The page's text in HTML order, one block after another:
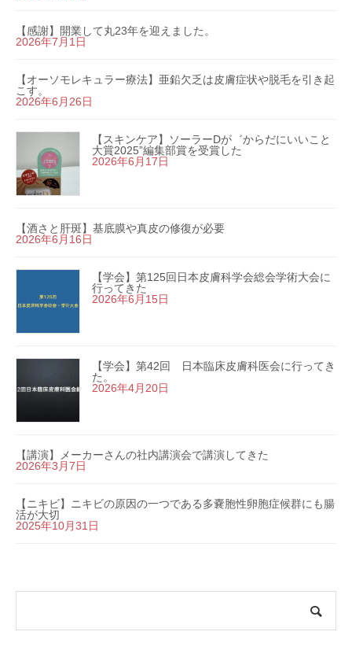
【感謝】開業して丸23年を迎えました。
2026年7月1日
【オーソモレキュラー療法】亜鉛欠乏は皮膚症状や脱毛を引き起
こす。
2026年6月26日
【スキンケア】ソーラーDが゛からだにいいこと
大賞2025”編集部賞を受賞した
2026年6月17日
【酒さと肝斑】基底膜や真皮の修復が必要
2026年6月16日
【学会】第125回日本皮膚科学会総会学術大会に
行ってきた
2026年6月15日
【学会】第42回 日本臨床皮膚科医会に行ってき
た。
2026年4月20日
【講演】メーカーさんの社内講演会で講演してきた
2026年3月7日
【ニキビ】ニキビの原因の一つである多嚢胞性卵胞症候群にも腸
活が大切
2025年10月31日